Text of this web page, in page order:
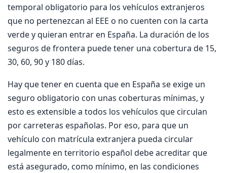
temporal obligatorio para los vehículos extranjeros
que no pertenezcan al EEE o no cuenten con la carta
verde y quieran entrar en España. La duración de los
seguros de frontera puede tener una cobertura de 15,
30, 60, 90 y 180 días.
Hay que tener en cuenta que en España se exige un
seguro obligatorio con unas coberturas mínimas, y
esto es extensible a todos los vehículos que circulan
por carreteras españolas. Por eso, para que un
vehículo con matrícula extranjera pueda circular
legalmente en territorio español debe acreditar que
está asegurado, como mínimo, en las condiciones